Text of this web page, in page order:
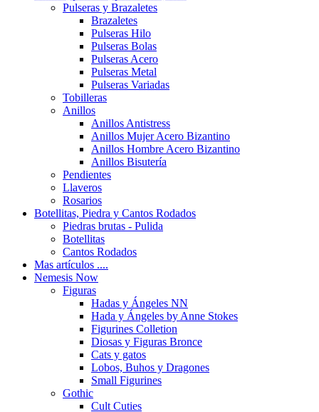
Pulseras y Brazaletes
Brazaletes
Pulseras Hilo
Pulseras Bolas
Pulseras Acero
Pulseras Metal
Pulseras Variadas
Tobilleras
Anillos
Anillos Antistress
Anillos Mujer Acero Bizantino
Anillos Hombre Acero Bizantino
Anillos Bisutería
Pendientes
Llaveros
Rosarios
Botellitas, Piedra y Cantos Rodados
Piedras brutas - Pulida
Botellitas
Cantos Rodados
Mas artículos ....
Nemesis Now
Figuras
Hadas y Ángeles NN
Hada y Ángeles by Anne Stokes
Figurines Colletion
Diosas y Figuras Bronce
Cats y gatos
Lobos, Buhos y Dragones
Small Figurines
Gothic
Cult Cuties